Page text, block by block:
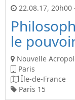
22.08.17, 20h00
le
Nouvelle
Paris
Île-de-France
Paris 15